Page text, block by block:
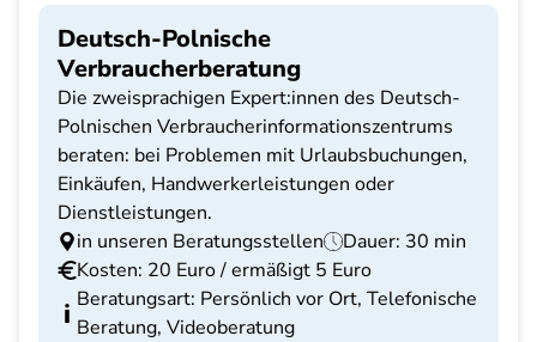
Deutsch-Polnische
Verbraucherberatung
Die zweisprachigen Expert:innen des Deutsch-
Polnischen Verbraucherinformationszentrums
beraten: bei Problemen mit Urlaubsbuchungen,
Einkäufen, Handwerkerleistungen oder
Dienstleistungen.
in unseren Beratungsstellen
Dauer: 30 min
Kosten: 20 Euro / ermäßigt 5 Euro
Beratungsart: Persönlich vor Ort, Telefonische
Beratung, Videoberatung